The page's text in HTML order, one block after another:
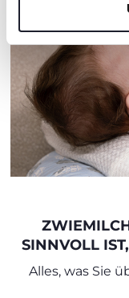
SINNVOLL
Alles, was Sie